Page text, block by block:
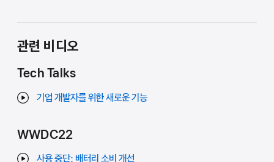
관련 비디오
Tech Talks
기업 개발자를 위한 새로운 기능
WWDC22
사용 중단: 배터리 소비 개선